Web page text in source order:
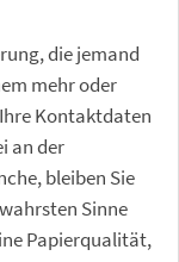
die jemand
mehr oder
Kontaktdaten
an der
bleiben Sie
Sinne
Papierqualität,